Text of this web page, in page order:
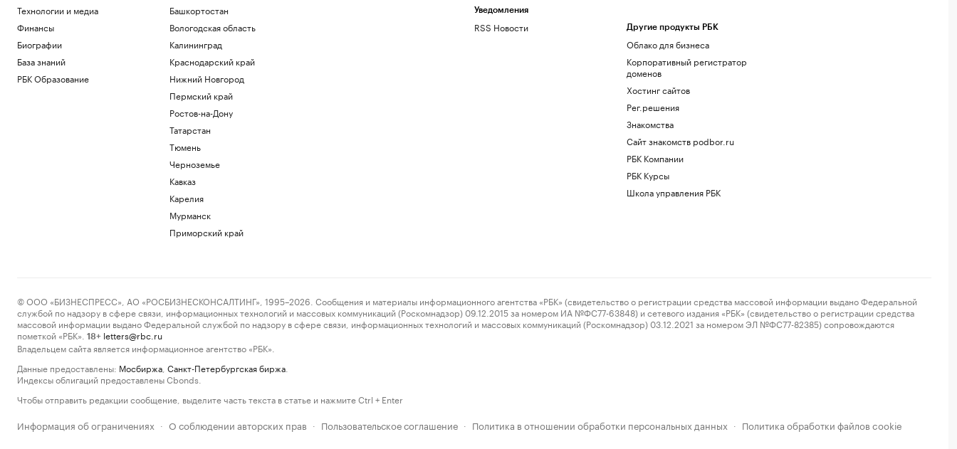
Подписка на РБК
РБК ТВ Юг: ввод жилья в Ростовской
области вырастет в 2026 г.
Кавказ
Технологии и медиа
Финансы
Биографии
База знаний
РБК Образование
Башкортостан
Вологодская область
Калининград
Краснодарский край
Нижний Новгород
Пермский край
Ростов-на-Дону
Татарстан
Тюмень
Черноземье
Кавказ
Карелия
Мурманск
Приморский край
Уведомления
RSS Новости Другие продукты РБК
Облако для бизнеса
Корпоративный регистратор
доменов
Хостинг сайтов
Рег.решения
Знакомства
Сайт знакомств podbor.ru
РБК Компании
РБК Курсы
Школа управления РБК
© ООО «БИЗНЕСПРЕСС», АО «РОСБИЗНЕСКОНСАЛТИНГ», 1995–2026. Сообщения и материалы информационного агентства «РБК» (свидетельство о регистрации средства массовой информации выдано Федеральной
службой по надзору в сфере связи, информационных технологий и массовых коммуникаций (Роскомнадзор) 09.12.2015 за номером ИА №ФС77-63848) и сетевого издания «РБК» (свидетельство о регистрации средства
массовой информации выдано Федеральной службой по надзору в сфере связи, информационных технологий и массовых коммуникаций (Роскомнадзор) 03.12.2021 за номером ЭЛ №ФС77-82385) сопровождаются
пометкой «РБК».
18+ letters@rbc.ru
Владельцем сайта является информационное агентство «РБК».
Данные предоставлены: Мосбиржа Санкт-Петербургская биржа
Индексы облигаций предоставлены Cbonds.
Чтобы отправить редакции сообщение, выделите часть текста в статье и нажмите Ctrl + Enter
Информация об ограничениях · О соблюдении авторских прав · Пользовательское соглашение · Политика в отношении обработки персональных данных · Политика обработки файлов cookie